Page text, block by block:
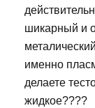
шикарный и
именно
делаете
жидкое????